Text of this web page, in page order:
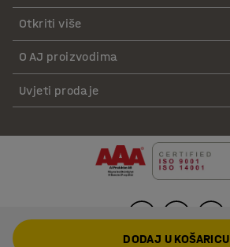
Otkriti više
O AJ proizvodima
Uvjeti prodaje
DODAJ U KOŠARICU